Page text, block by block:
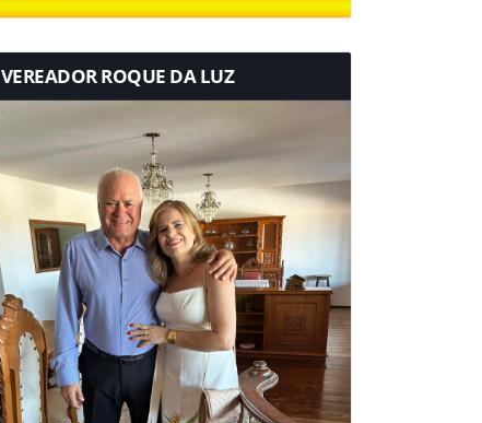
VEREADOR ROQUE DA LUZ